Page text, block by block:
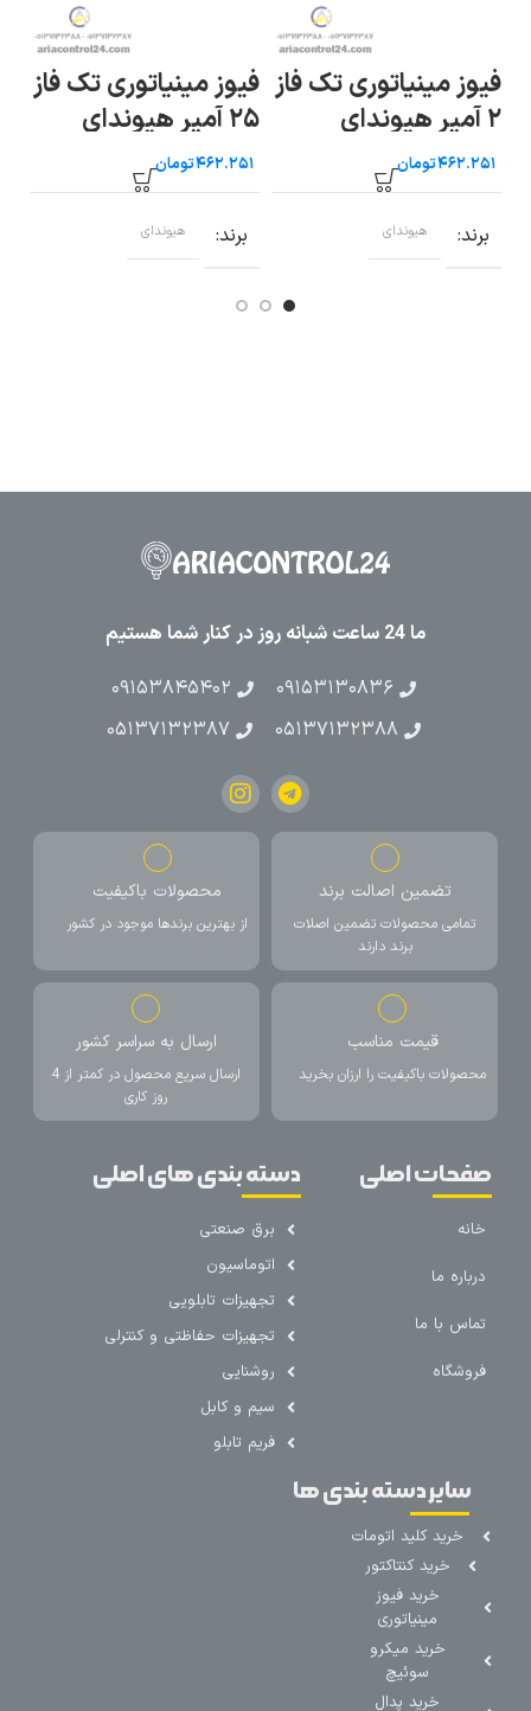
فیوز مینیاتوری تک فاز
۲ آمپر هیوندای
تومان
برند هیوندای
فیوز مینیاتوری تک فاز
۲۵ آمپر هیوندای
تومان
برند هیوندای
ما 24 ساعت شبانه روز در کنار شما هستیم
۰۹۱۵۳۱۳۰۸۳۶
۰۹۱۵۳۸۴۵۴۰۲
۰۵۱۳۷۱۳۲۳۸۸
۰۵۱۳۷۱۳۲۳۸۷
تضمین اصالت برند
تمامی محصولات تضمین اصلات
برند دارند
محصولات باکیفیت
از بهترین برندها موجود در کشور
قیمت مناسب
محصولات باکیفیت را ارزان بخرید
ارسال به سراسر کشور
ارسال سریع محصول در کمتر از 4
روز کاری
صفحات اصلی
خانه
درباره ما
تماس با ما
فروشگاه
دسته بندی های اصلی
برق صنعتی
اتوماسیون
تجهیزات تابلویی
تجهیزات حفاظتی و کنترلی
روشنایی
سیم و کابل
فریم تابلو
سایر دسته بندی ها
خرید کلید اتومات
خرید کنتاکتور
خرید فیوز
مینیاتوری
خرید میکرو
سوئیچ
خرید پدال